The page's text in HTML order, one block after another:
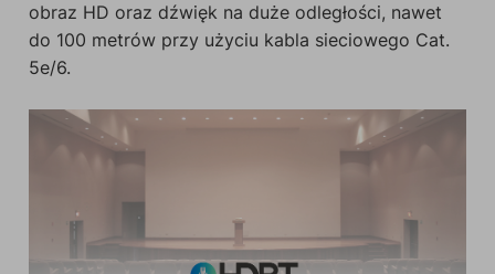
obraz HD oraz dźwięk na duże odległości, nawet
do 100 metrów przy użyciu kabla sieciowego Cat.
5e/6.